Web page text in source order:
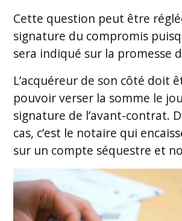
Cette question peut être
signature du compromis
sera indiqué sur la promesse
L’acquéreur de son côté doit
pouvoir verser la somme le
signature de l’avant-contrat.
cas, c’est le notaire qui
sur un compte séquestre et